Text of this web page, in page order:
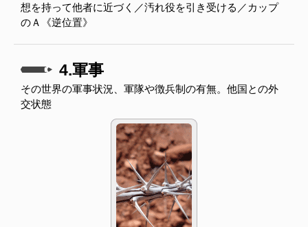
想を持って他者に近づく／汚れ役を引き受ける／カップ
のＡ《逆位置》
4.軍事
その世界の軍事状況、軍隊や徴兵制の有無。他国との外
交状態